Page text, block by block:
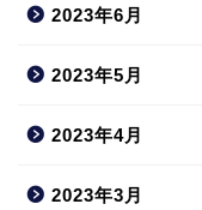
2023年6月
2023年5月
2023年4月
2023年3月